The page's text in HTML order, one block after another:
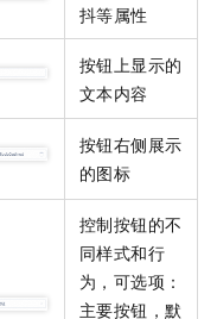
抖等属性
按钮上显示的
文本内容
按钮右侧展示
的图标
控制按钮的不
同样式和行
为，可选项：
主要按钮，默